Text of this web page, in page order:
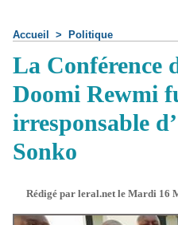
Accueil > Politique
La Conférence
Doomi Rewmi
irresponsable
Sonko
Rédigé par leral.net le Mardi 16